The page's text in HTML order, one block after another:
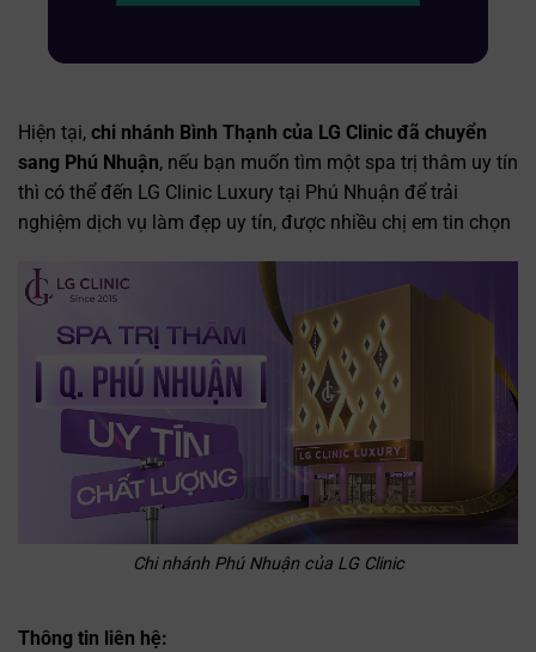
Hiện tại, chi nhánh Bình Thạnh của LG Clinic đã chuyển
sang Phú Nhuận, nếu bạn muốn tìm một spa trị thâm uy tín
thì có thể đến LG Clinic Luxury tại Phú Nhuận để trải
nghiệm dịch vụ làm đẹp uy tín, được nhiều chị em tin chọn
Chi nhánh Phú Nhuận của LG Clinic
Thông tin liên hệ: